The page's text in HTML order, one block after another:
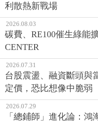
利散熱新戰場
2026.08.03
碳費、RE100催生綠能
CENTER
2026.07.31
台股震盪、融資斷頭與
定價，恐比想像中脆弱
2026.07.29
「總鋪師」進化論：